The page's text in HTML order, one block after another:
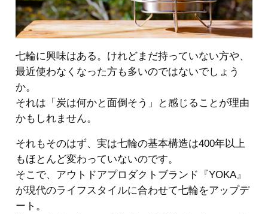
七輪に興味はある。けれどまだ持っていない方や、
最近使わなくなった方も多いのではないでしょう
か。
それは「炭は何かと面倒そう」と感じることが理由
かもしれません。
それもそのはず、実は七輪の基本構造は400年以上
もほとんど変わっていないのです。
そこで、アウトドアプロダクトブランド『YOKA』
が現代のライフスタイルに合わせて七輪をアップデ
ート。